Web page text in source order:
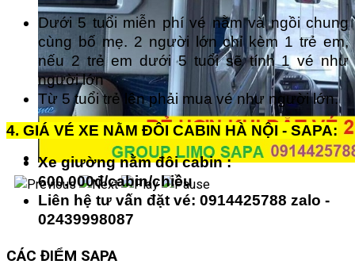
Dưới 5 tuổi miễn phí vé nằm và ngồi chung
cùng bố mẹ. 2 người lớn chỉ kèm 1 trẻ em,
nếu 2 trẻ em dưới 5 tuổi sẽ tính 1 vé như
người lớn
Từ 5 tuổi trẻ lên phải mua vé như người lớn.
4. GIÁ VÉ XE NẰM ĐÔI CABIN HÀ NỘI - SAPA:
Xe giường nằm đôi cabin :
600.000đ/cabin/chiều
Liên hệ tư vấn đặt vé: 0914425788 zalo -
02439998087
CÁC ĐIỂM SAPA